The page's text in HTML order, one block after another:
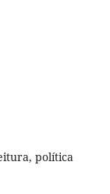
política